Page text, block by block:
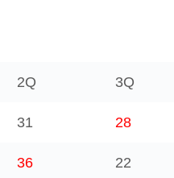
2Q 3Q
31 28
36 22